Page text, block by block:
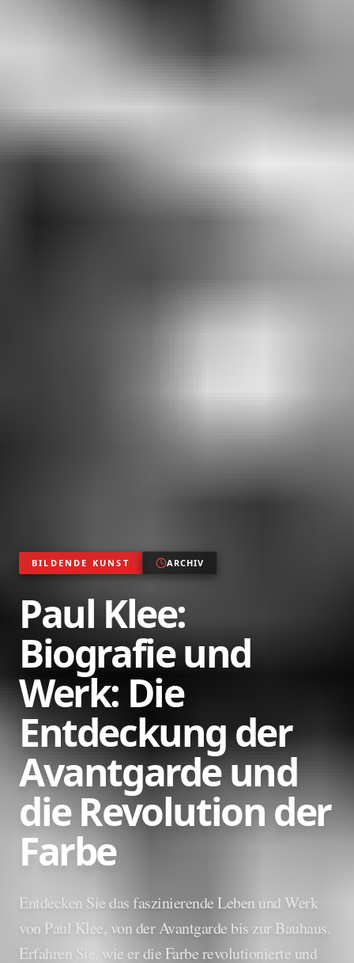
BILDENDE KUNST ARCHIV
Paul Klee:
Biografie und
Werk: Die
Entdeckung der
Avantgarde und
die Revolution der
Farbe
Entdecken Sie das faszinierende Leben und Werk
von Paul Klee, von der Avantgarde bis zur Bauhaus.
Erfahren Sie, wie er die Farbe revolutionierte und